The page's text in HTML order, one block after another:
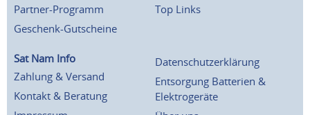
Partner-Programm
Geschenk-Gutscheine
Top Links
Sat Nam Info
Zahlung & Versand
Kontakt & Beratung
Datenschutzerklärung
Entsorgung Batterien &
Elektrogeräte